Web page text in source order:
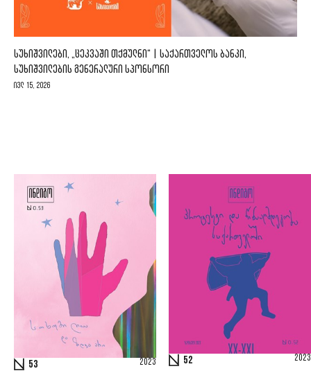
ᲡᲣᲮᲘᲨᲕᲘᲚᲔᲑᲘ, „ᲪᲔᲙᲕᲐᲨᲘ ᲗᲥᲛᲣᲚᲜᲘ“ | ᲡᲐᲥᲐᲠᲗᲕᲔᲚᲝᲡ ᲑᲐᲜᲙᲘ,
ᲡᲣᲮᲘᲨᲕᲘᲚᲔᲑᲘᲡ ᲒᲔᲜᲔᲠᲐᲚᲣᲠᲘ ᲡᲞᲝᲜᲡᲝᲠᲘ
ივლ 15, 2026
53 2023 52 2023